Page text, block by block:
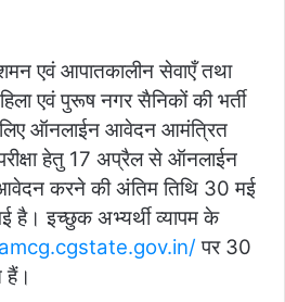
एवं आपातकालीन सेवाएँ तथा
एवं पुरूष नगर सैनिकों की भर्ती
लिए ऑनलाईन आवेदन आमंत्रित
परीक्षा हेतु 17 अप्रैल से ऑनलाईन
करने की अंतिम तिथि 30 मई
है। इच्छुक अभ्यर्थी व्यापम के
पर 30